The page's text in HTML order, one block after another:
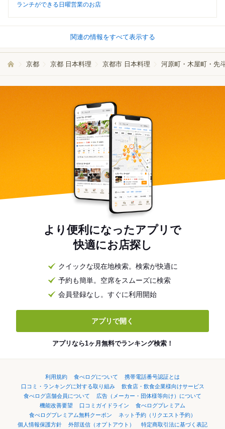
ランチができる日曜営業のお店
関連の情報をすべて表示する
京都 京都 日本料理 京都市 日本料理 河原町・木屋町・先
より便利になったアプリで
快適にお店探し
クイックな現在地検索。検索が快適に
予約も簡単。空席をスムーズに検索
会員登録なし。すぐに利用開始
アプリで開く
アプリなら1ヶ月無料でランキング検索！
利用規約 食べログについて
携帯電話番号認証とは
口コミ・ランキングに対する取り組み
飲食店・飲食企業様向けサービス
食べログ店舗会員について
広告（メーカー・団体様等向け）について
機能改善要望
口コミガイドライン
食べログプレミアム
食べログプレミアム無料クーポン
ネット予約（リクエスト予約）
個人情報保護方針
外部送信（オプトアウト） 特定商取引法に基づく表記